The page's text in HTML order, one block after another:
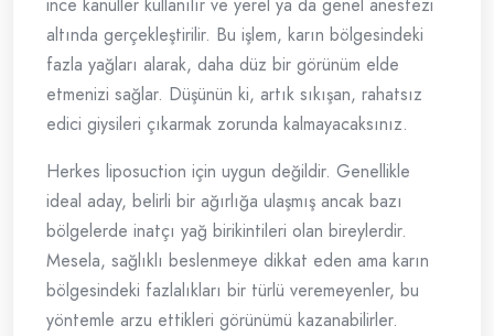
ince kanüller kullanılır ve yerel ya da genel anestezi
altında gerçekleştirilir. Bu işlem, karın bölgesindeki
fazla yağları alarak, daha düz bir görünüm elde
etmenizi sağlar. Düşünün ki, artık sıkışan, rahatsız
edici giysileri çıkarmak zorunda kalmayacaksınız.
Herkes liposuction için uygun değildir. Genellikle
ideal aday, belirli bir ağırlığa ulaşmış ancak bazı
bölgelerde inatçı yağ birikintileri olan bireylerdir.
Mesela, sağlıklı beslenmeye dikkat eden ama karın
bölgesindeki fazlalıkları bir türlü veremeyenler, bu
yöntemle arzu ettikleri görünümü kazanabilirler.